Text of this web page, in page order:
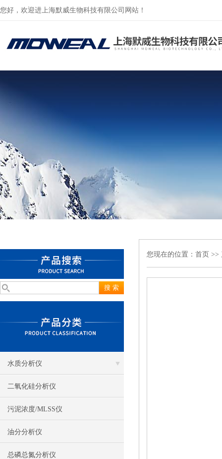
您好，欢迎进上海默威生物科技有限公司网站！
水质分析仪
二氧化硅分析仪
污泥浓度/MLSS仪
油分分析仪
总磷总氮分析仪
您现在的位置： 首页 >>